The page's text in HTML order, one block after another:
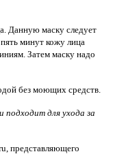
Данную маску следует
минут кожу лица
Затем маску надо
без моющих средств.
и подходит для ухода за
представляющего